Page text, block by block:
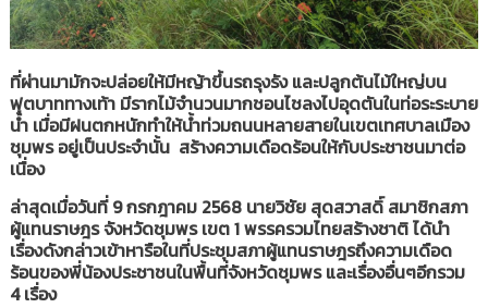
ที่ผ่านมามักจะปล่อยให้มีหญ้าขึ้นรถรุงรัง และปลูกต้นไม้ใหญ่บน
ฟุตบาททางเท้า มีรากไม้จำนวนมากชอนไชลงไปอุดตันในท่อระระบาย
น้ำ เมื่อมีฝนตกหนักทำให้น้ำท่วมถนนหลายสายในเขตเทศบาลเมือง
ชุมพร อยู่เป็นประจำนั้น สร้างความเดือดร้อนให้กับประชาชนมาต่อ
เนื่อง
ล่าสุดเมื่อวันที่ 9 กรกฎาคม 2568 นายวิชัย สุดสวาสดิ์ สมาชิกสภา
ผู้แทนราษฎร จังหวัดชุมพร เขต 1 พรรครวมไทยสร้างชาติ ได้นำ
เรื่องดังกล่าวเข้าหารือในที่ประชุมสภาผู้แทนราษฎรถึงความเดือด
ร้อนของพี่น้องประชาชนในพื้นที่จังหวัดชุมพร และเรื่องอื่นๆอีกรวม
4 เรื่อง